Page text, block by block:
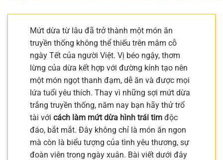
Mứt dừa từ lâu đã trở thành một món ăn
truyền thống không thể thiếu trên mâm cỗ
ngày Tết của người Việt. Vị béo ngậy, thơm
lừng của dừa kết hợp với đường kính tạo nên
một món ngọt thanh đạm, dễ ăn và được mọi
lứa tuổi yêu thích. Thay vì những sợi mứt dừa
trắng truyền thống, năm nay bạn hãy thử trổ
tài với cách làm mứt dừa hình trái tim độc
đáo, bắt mắt. Đây không chỉ là món ăn ngon
mà còn là biểu tượng của tình yêu thương, sự
đoàn viên trong ngày xuân. Bài viết dưới đây